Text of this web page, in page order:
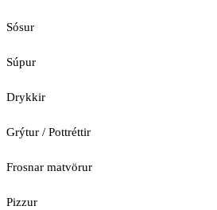
Sósur
Súpur
Drykkir
Grýtur / Pottréttir
Frosnar matvörur
Pizzur